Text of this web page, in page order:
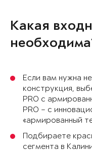
Какая
Если вам нужна
конструкция,
PRO с
PRO – с
«армированный
Подбираете
сегмента в